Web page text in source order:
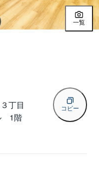
一覧
丁目
1階
コピー